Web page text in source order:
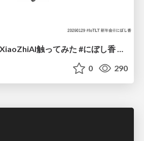
0 290